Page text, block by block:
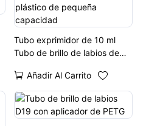
Tubo exprimidor de 10 ml
Tubo de brillo de labios de
capacidad
Añadir Al Carrito